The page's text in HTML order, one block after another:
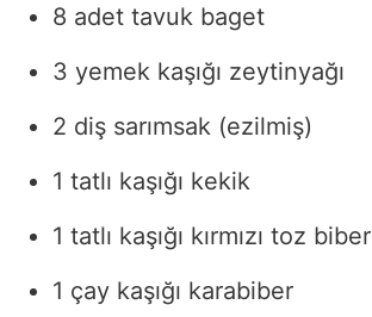
8 adet tavuk baget
3 yemek kaşığı zeytinyağı
2 diş sarımsak (ezilmiş)
1 tatlı kaşığı kekik
1 tatlı kaşığı kırmızı toz biber
1 çay kaşığı karabiber